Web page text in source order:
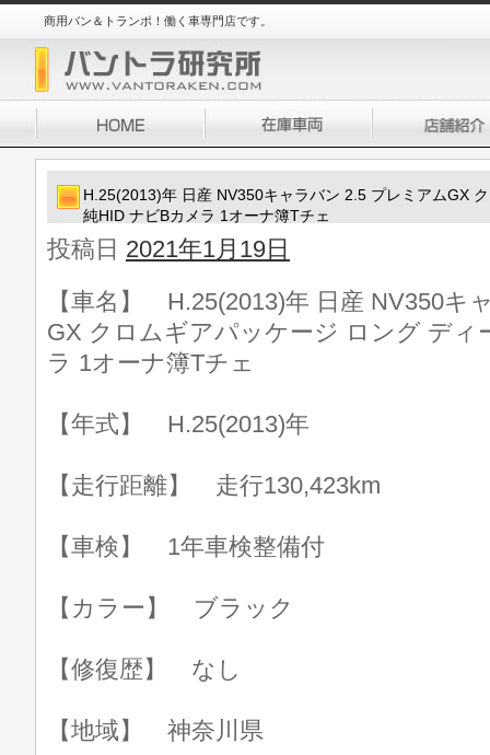
商用バン＆トランポ！働く車専門店です。
H.25(2013)年 日産 NV350キャラバン 2.5 プレミアムGX
純HID ナビBカメラ 1オーナ簿Tチェ
投稿日 2021年1月19日
【車名】 H.25(2013)年 日産 NV350キ
GX クロムギアパッケージ ロング ディ
ラ 1オーナ簿Tチェ
【年式】 H.25(2013)年
【走行距離】 走行130,423km
【車検】 1年車検整備付
【カラー】 ブラック
【修復歴】 なし
【地域】 神奈川県